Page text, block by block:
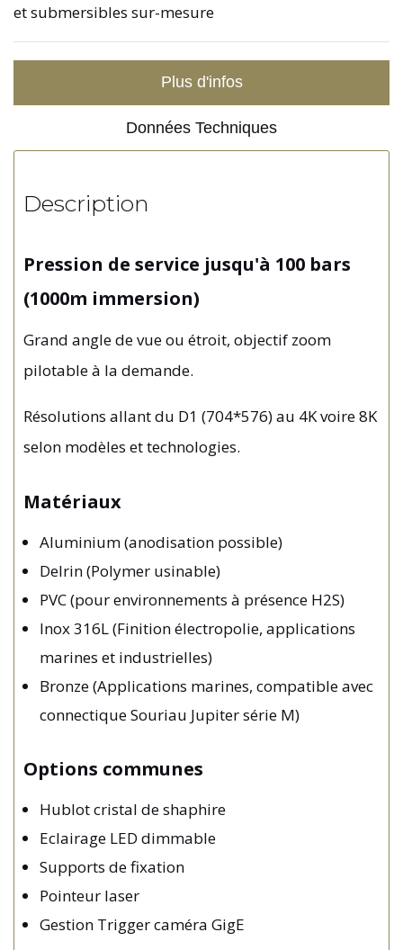
et submersibles sur-mesure
Plus d'infos
Données Techniques
Description
Pression de service jusqu'à 100 bars
(1000m immersion)
Grand angle de vue ou étroit, objectif zoom
pilotable à la demande.
Résolutions allant du D1 (704*576) au 4K voire 8K
selon modèles et technologies.
Matériaux
Aluminium (anodisation possible)
Delrin (Polymer usinable)
PVC (pour environnements à présence H2S)
Inox 316L (Finition électropolie, applications
marines et industrielles)
Bronze (Applications marines, compatible avec
connectique Souriau Jupiter série M)
Options communes
Hublot cristal de shaphire
Eclairage LED dimmable
Supports de fixation
Pointeur laser
Gestion Trigger caméra GigE